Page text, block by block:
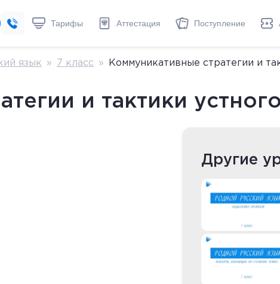
Тарифы Аттестация Поступление
язык » 7 класс » Коммуникативные стратегии и
и тактики
Другие